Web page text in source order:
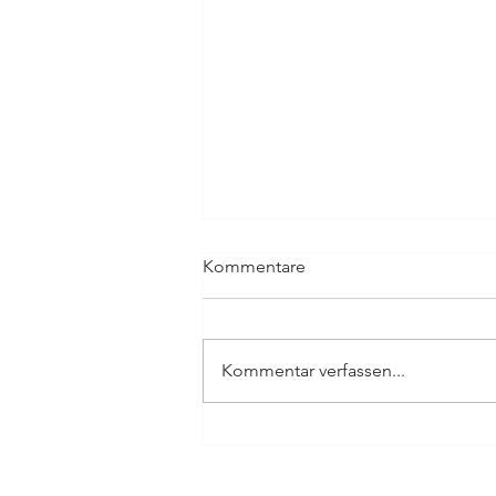
Kommentare
Kommentar verfassen...